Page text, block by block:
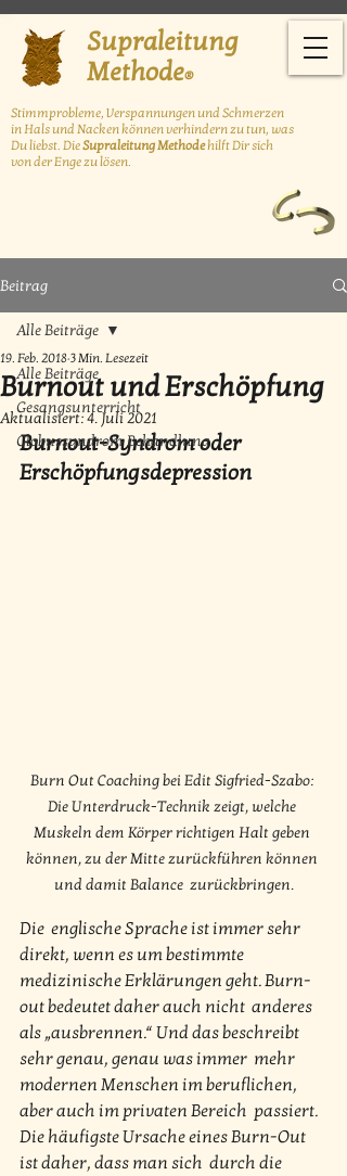
Stimmprobleme, Verspannungen und Schmerzen
in Hals und Nacken könnenverhindern zu tun, was
Du liebst. DieSupraleitung Methodehilft Dir sich
von der Enge zu lösen.
Supraleitung
Methode®
Beitrag
Alle Beiträge
Gesangsunterricht
Globussyndrom Behandlung
Alle Beiträge
Burnout und Erschöpfung
19. Feb. 2018 3 Min. Lesezeit
Aktualisiert:4. Juli 2021
Burnout-Syndrom oder
Erschöpfungsdepression
Burn Out Coaching bei Edit Sigfried-Szabo:
Die Unterdruck-Technik zeigt, welche
Muskeln dem Körper richtigen Halt geben
können, zu der Mitte zurückführen können
und damit Balance  zurückbringen.
Die  englische Sprache ist immer sehr
direkt, wenn es um bestimmte
medizinische Erklärungen geht. Burn-
out bedeutet daher auch nicht  anderes
als „ausbrennen.“ Und das beschreibt
sehr genau, genau was immer  mehr
modernen Menschen im beruflichen,
aber auch im privaten Bereich  passiert.
Die häufigste Ursache eines Burn-Out
ist daher, dass man sich  durch die